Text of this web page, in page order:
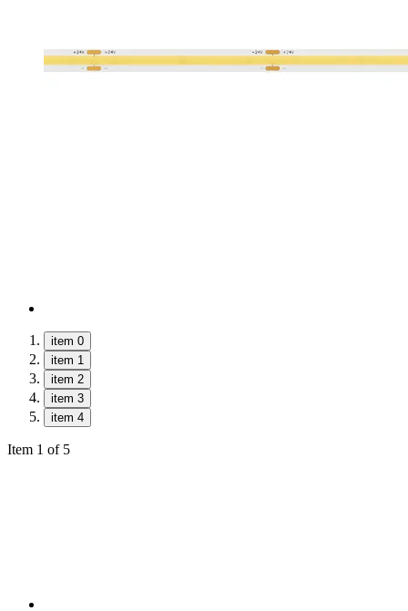
item 0
item 1
item 2
item 3
item 4
Item 1 of 5